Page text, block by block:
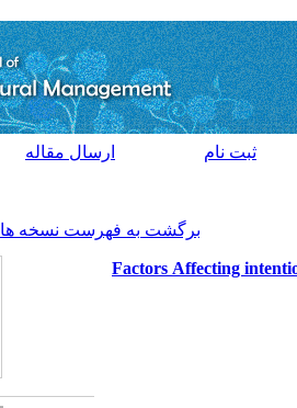
ثبت نام ارسال مقاله
برگشت به فهرست نسخه ها
Factors Affecting